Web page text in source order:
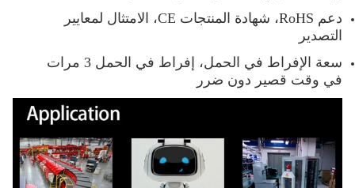
دعم RoHS، شهادة المنتجات CE، الامتثال لمعايير
التصدير
سعة الإفراط في الحمل، إفراط في الحمل 3 مرات
في وقت قصير دون ضرر